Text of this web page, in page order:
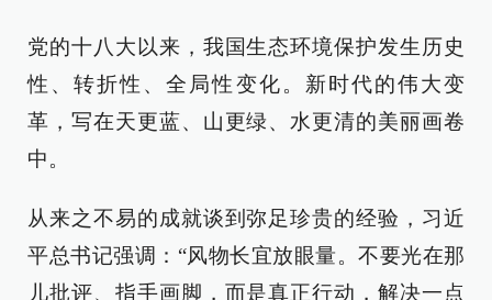
党的十八大以来，我国生态环境保护发生历史
性、转折性、全局性变化。新时代的伟大变
革，写在天更蓝、山更绿、水更清的美丽画卷
中。
从来之不易的成就谈到弥足珍贵的经验，习近
平总书记强调：“风物长宜放眼量。不要光在那
儿批评、指手画脚，而是真正行动，解决一点